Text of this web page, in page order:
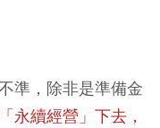
準，除非是準備金
永續經營」下去，